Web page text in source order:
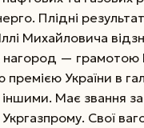
Плідні
Михайловича
— грамотою
України в
іншими. Має звання
Свої